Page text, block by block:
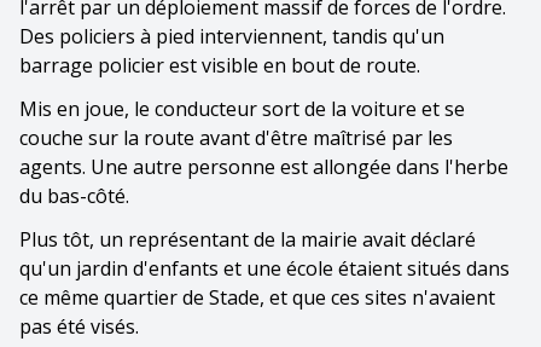
l'arrêt par un déploiement massif de forces de l'ordre.
Des policiers à pied interviennent, tandis qu'un
barrage policier est visible en bout de route.
Mis en joue, le conducteur sort de la voiture et se
couche sur la route avant d'être maîtrisé par les
agents. Une autre personne est allongée dans l'herbe
du bas-côté.
Plus tôt, un représentant de la mairie avait déclaré
qu'un jardin d'enfants et une école étaient situés dans
ce même quartier de Stade, et que ces sites n'avaient
pas été visés.